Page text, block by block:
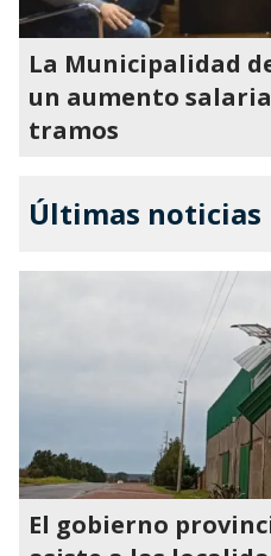
La Municipalidad
un aumento
tramos
Últimas noticias
El gobierno